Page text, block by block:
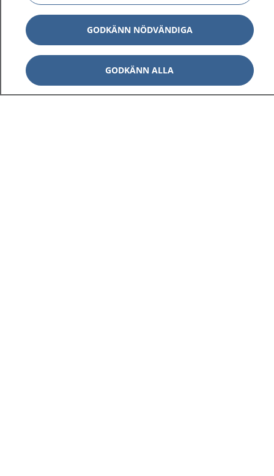
GODKÄNN NÖDVÄNDIGA
GODKÄNN ALLA